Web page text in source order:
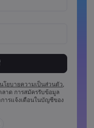
ตัว
ตัว
นโยบายความเป็นส่วนตัว,
ลาด การสมัครรับข้อมูล
ารแจ้งเตือนในบัญชีของ